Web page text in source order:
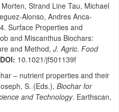
Strand Line Tau, Michael
Alonso, Andres Anca-
Surface Properties and
and Miscanthus Biochars:
and Method, J. Agric. Food
DOI: 10.1021/jf501139f
– nutrient properties and their
S. (Eds.), Biochar for
and Technology. Earthscan,